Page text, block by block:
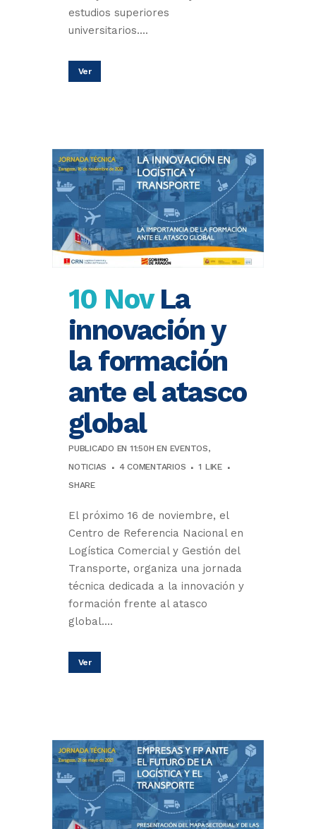
estudios superiores
universitarios....
Ver
10 Nov La
innovación y
la formación
ante el atasco
global
PUBLICADO EN 11:50H EN EVENTOS,
NOTICIAS
4 COMENTARIOS 1 LIKE
SHARE
El próximo 16 de noviembre, el
Centro de Referencia Nacional en
Logística Comercial y Gestión del
Transporte, organiza una jornada
técnica dedicada a la innovación y
formación frente al atasco
global....
Ver